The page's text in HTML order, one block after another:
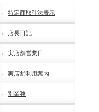
特定商取引法表示
店長日記
実店舗営業日
実店舗利用案内
別業務